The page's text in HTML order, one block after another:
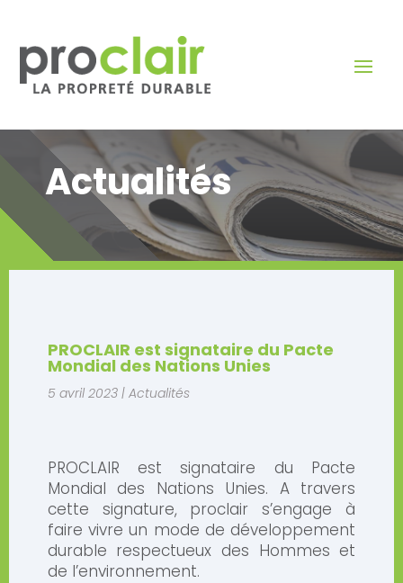
Actualités
PROCLAIR est signataire du Pacte
Mondial des Nations Unies
5 avril 2023| Actualités
PROCLAIR est signataire du Pacte
Mondial des Nations Unies. A travers
cette signature, proclair s’engage à
faire vivre un mode de développement
durable respectueux des Hommes et
de l’environnement.